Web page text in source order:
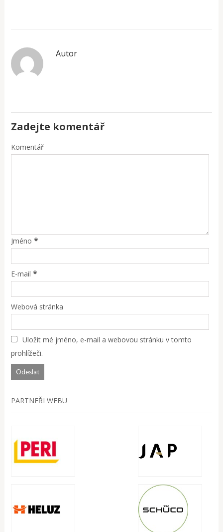
Autor
Zadejte komentář
Komentář
Jméno *
E-mail *
Webová stránka
Uložit mé jméno, e-mail a webovou stránku v tomto
prohlížeči.
PARTNEŘI WEBU